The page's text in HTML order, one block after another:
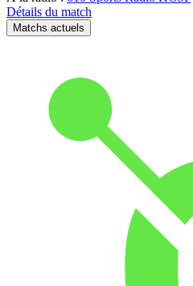
Détails du match
Matchs actuels